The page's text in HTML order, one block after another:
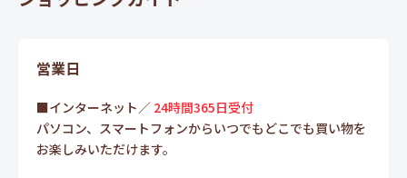
営業日
■インターネット／ 24時間365日受付
パソコン、スマートフォンからいつでもどこでも買い物を
お楽しみいただけます。